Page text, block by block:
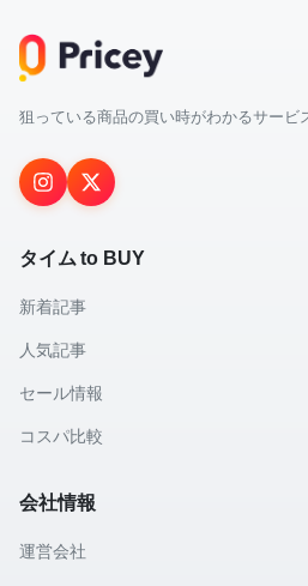
狙っている商品の買い時がわかるサー
タイム to BUY
新着記事
人気記事
セール情報
コスパ比較
会社情報
運営会社